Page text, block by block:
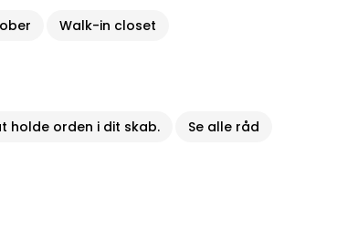
Walk-in closet
holde orden i dit skab. Se alle råd